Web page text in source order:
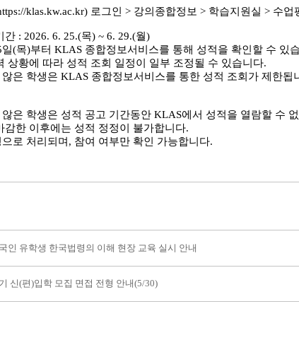
klas.kw.ac.kr) 로그인 > 강의종합정보 > 학습지원실 > 수업
: 2026. 6. 25.(목) ~ 6. 29.(월)
(목)부터 KLAS 종합정보서비스를 통해 성적을 확인할 수 있
상황에 따라 성적 조회 일정이 일부 조정될 수 있습니다.
은 학생은 KLAS 종합정보서비스를 통한 성적 조회가 제한됩
은 학생은 성적 공고 기간동안 KLAS에서 성적을 열람할 수
한 이후에는 성적 정정이 불가합니다.
로 처리되며, 참여 여부만 확인 가능합니다.
인 유학생 한국법령의 이해 현장 교육 실시 안내
신(편)입학 모집 면접 전형 안내(5/30)